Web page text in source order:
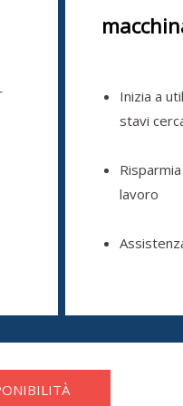
Inizia a
stavi
lavoro